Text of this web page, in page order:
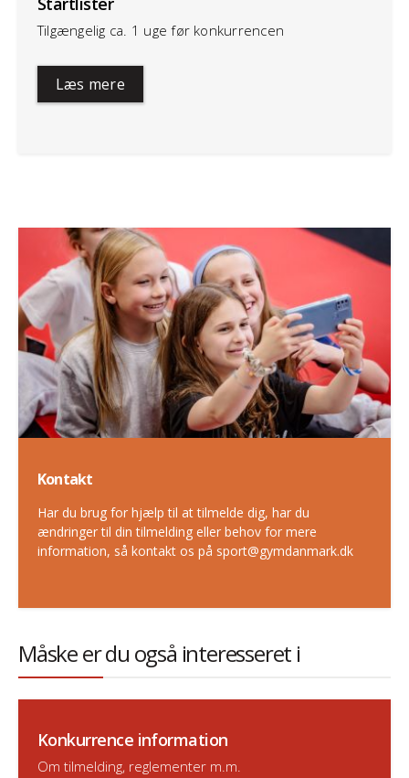
Tilgængelig ca. 1 uge før konkurrencen
Læs mere
Kontakt
Har du brug for hjælp til at tilmelde dig, har du
ændringer til din tilmelding eller behov for mere
information, så kontakt os på sport@gymdanmark.dk
Måske er du også interesseret i
Konkurrence information
Om tilmelding, reglementer m.m.